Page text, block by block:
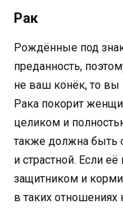
Рак
Рождённые под
преданность,
не ваш конёк, то вы
Рака покорит
целиком и
также должна быть
и страстной. Если
защитником и
в таких отношениях